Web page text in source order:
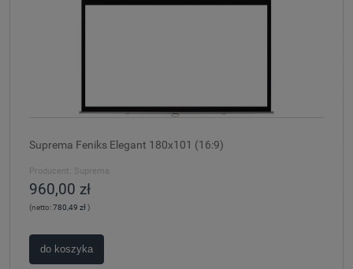
Suprema Feniks Elegant 180x101 (16:9)
Producent: Suprema
960,00 zł
(netto:780,49 zł )
do koszyka